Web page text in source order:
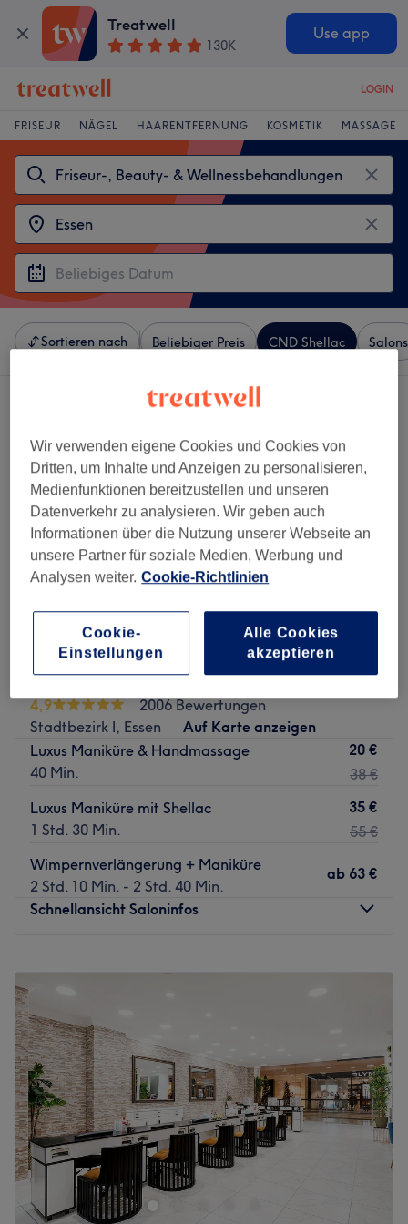
Treatwell
130K
Use app
LOGIN
FRISEUR NÄGEL HAARENTFERNUNG KOSMETIK MASSAGE
Sortieren nach Beliebiger Preis CND Shellac Salons
CND Shellac in Essen
Sakura Nails & Lashes
4,9
2006 Bewertungen
Stadtbezirk I, Essen
Auf Karte anzeigen
Luxus Maniküre & Handmassage
40 Min.
20 €
38 €
Luxus Maniküre mit Shellac
1 Std. 30 Min.
35 €
55 €
Wimpernverlängerung + Maniküre
2 Std. 10 Min. - 2 Std. 40 Min.
ab 63 €
Schnellansicht Saloninfos
Donnerstag
Freitag
Samstag
10:00–20:00
Sonntag
Geschlossen
Sakura Nails & Lashes – hier werden deine Nägel und
Wimpern top gepflegt. Den einzigartigen Salon findest du
in der Kapuzinergasse 2 / Kettwiger Str. 5. Sakura steht für
die Kirschblüte: Freude, Spaß und Schönheit. All das ist
Wir verwenden eigene Cookies und Cookies von
Dritten, um Inhalte und Anzeigen zu personalisieren,
Medienfunktionen bereitzustellen und unseren
Datenverkehr zu analysieren. Wir geben auch
Informationen über die Nutzung unserer Webseite an
unsere Partner für soziale Medien, Werbung und
Analysen weiter. Cookie-Richtlinien
Cookie-
Einstellungen
Alle Cookies
akzeptieren